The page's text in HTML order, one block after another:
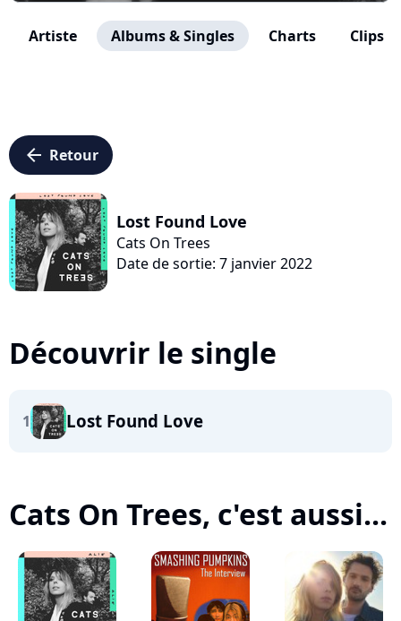
Artiste Albums & Singles Charts Clips
arrow_left Retour
Lost Found Love
Cats On Trees
Date de sortie: 7 janvier 2022
Découvrir le single
1 Lost Found Love
Cats On Trees, c'est aussi...